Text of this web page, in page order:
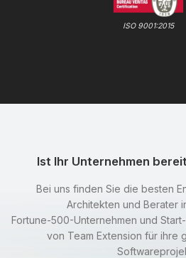
ISO 9001:2015
Ist Ihr Unternehmen
Bei uns finden Sie die besten
Architekten und Berater
Fortune-500-Unternehmen und
von Team Extension für ihre